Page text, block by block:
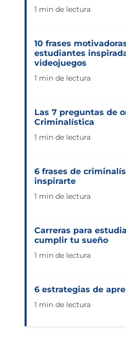
1 min de lectura
10 frases
estudiantes
videojuegos
1 min de lectura
Las 7 preguntas de
Criminalística
1 min de lectura
6 frases de
inspirarte
1 min de lectura
Carreras para
cumplir tu sueño
1 min de lectura
6 estrategias de
1 min de lectura